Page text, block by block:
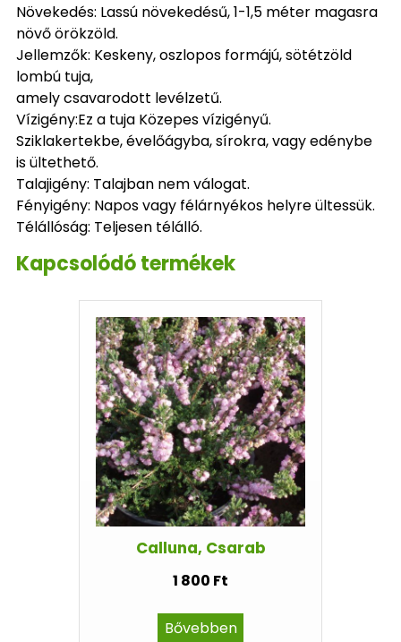
Növekedés: Lassú növekedésű, 1-1,5 méter magasra
növő örökzöld.
Jellemzők: Keskeny, oszlopos formájú, sötétzöld
lombú tuja,
amely csavarodott levélzetű.
Vízigény:Ez a tuja Közepes vízigényű.
Sziklakertekbe, évelőágyba, sírokra, vagy edénybe
is ültethető.
Talajigény: Talajban nem válogat.
Fényigény: Napos vagy félárnyékos helyre ültessük.
Télállóság: Teljesen télálló.
Kapcsolódó termékek
Calluna, Csarab
1 800 Ft
Bővebben